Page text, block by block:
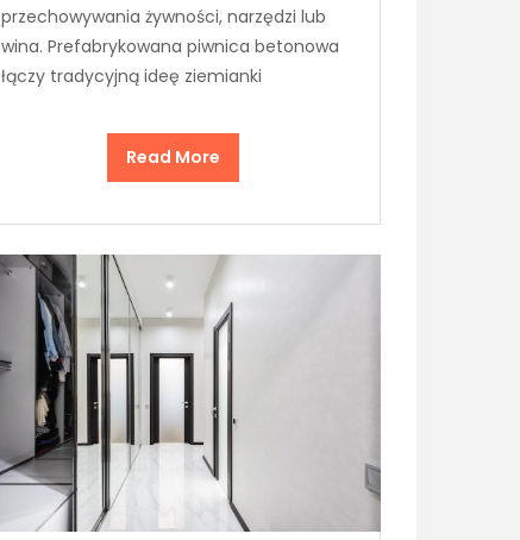
przechowywania żywności, narzędzi lub
wina. Prefabrykowana piwnica betonowa
łączy tradycyjną ideę ziemianki
Read More